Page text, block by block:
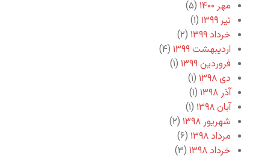
مهر ۱۴۰۰
(۵)
تیر ۱۳۹۹
(۱)
خرداد ۱۳۹۹
(۲)
اردیبهشت ۱۳۹۹
(۴)
فروردین ۱۳۹۹
(۱)
دی ۱۳۹۸
(۱)
آذر ۱۳۹۸
(۱)
آبان ۱۳۹۸
(۱)
شهریور ۱۳۹۸
(۲)
مرداد ۱۳۹۸
(۶)
خرداد ۱۳۹۸
(۳)